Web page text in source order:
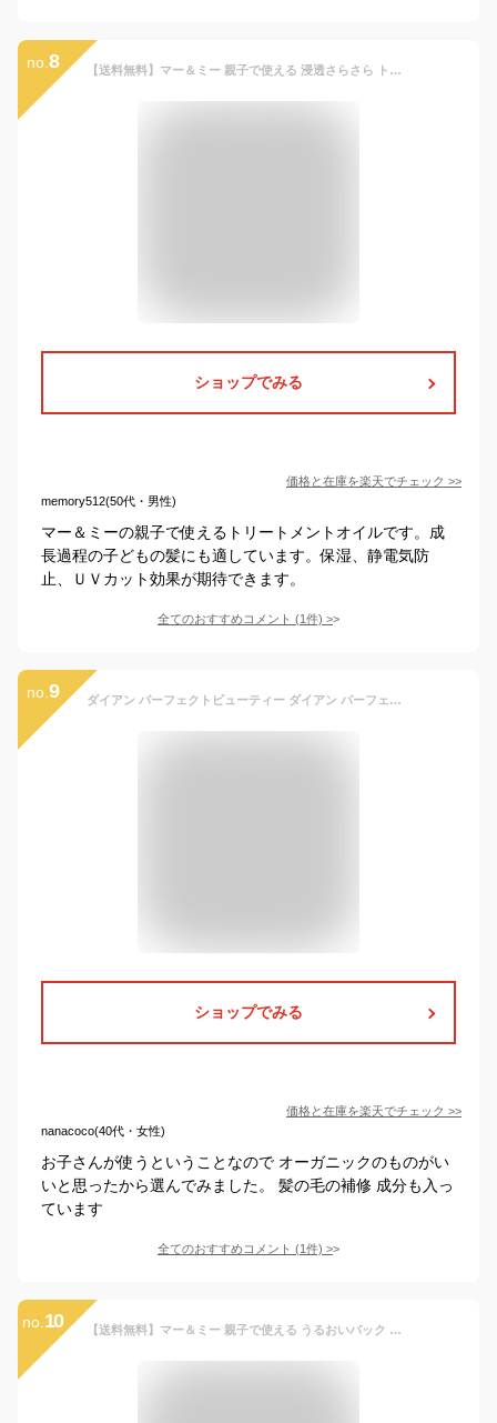
no. 8 【送料無料】マー＆ミー 親子で使える 浸透さらさら トリートメントオイル 50ml おまけ付き | 洗い流さない ヘアケア ヘアオイル ママ ベビー キッズ 子供 赤ちゃん ラッテ
ショップでみる
価格と在庫を楽天でチェック >>
memory512(50代・男性)
マー＆ミーの親子で使えるトリートメントオイルです。成
長過程の子どもの髪にも適しています。保湿、静電気防
止、ＵＶカット効果が期待できます。
全てのおすすめコメント (1件) >
no. 9 ダイアン パーフェクトビューティー ダイアン パーフェクト ヘアオイル 60ml | ヘアケア 女性 洗い流さないトリートメント オーガニック オイル アミノケラチン ダメージ補修 時短 デイリーケア 手軽 お家ケア レディース
ショップでみる
価格と在庫を楽天でチェック >>
nanacoco(40代・女性)
お子さんが使うということなので オーガニックのものがい
いと思ったから選んでみました。 髪の毛の補修 成分も入っ
ています
全てのおすすめコメント (1件) >
no. 10 【送料無料】マー＆ミー 親子で使える うるおいパック ミルキートリートメント 180g おまけ付き | 洗い流さない ヘアケア ヘアミルク ママ ベビー キッズ 子供 赤ちゃん ラッテ